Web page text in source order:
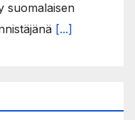
suomalaisen
[...]